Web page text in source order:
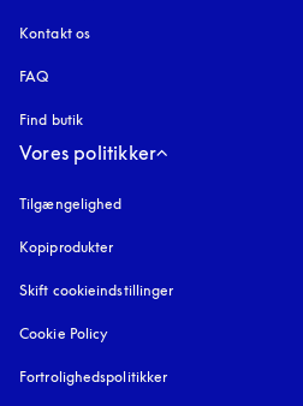
Kontakt os
FAQ
Find butik
Vores politikker
Tilgængelighed
Kopiprodukter
Skift cookieindstillinger
Cookie Policy
Fortrolighedspolitikker